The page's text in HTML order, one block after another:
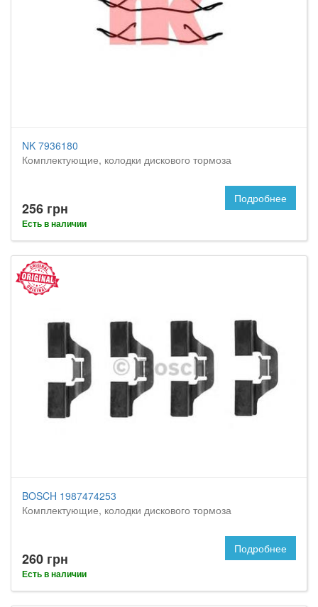
NK 7936180
Комплектующие, колодки дискового тормоза
256 грн
Есть в наличии
Подробнее
BOSCH 1987474253
Комплектующие, колодки дискового тормоза
260 грн
Есть в наличии
Подробнее